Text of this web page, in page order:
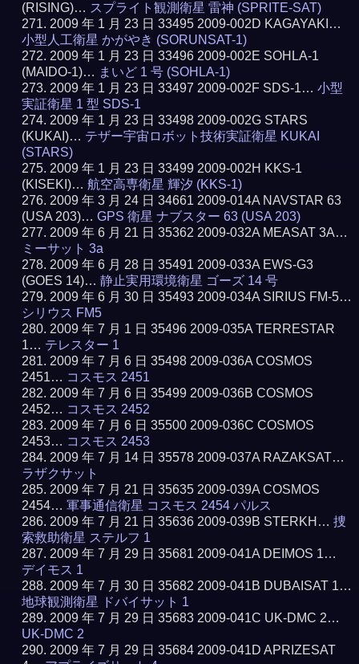
(RISING)… スプライト観測衛星 雷神 (SPRITE-SAT)
2009 年 1 月 23 日 33495 2009-002D KAGAYAKI…
小型人工衛星 かがやき (SORUNSAT-1)
2009 年 1 月 23 日 33496 2009-002E SOHLA-1
(MAIDO-1)… まいど 1 号 (SOHLA-1)
2009 年 1 月 23 日 33497 2009-002F SDS-1…小型
実証衛星 1 型 SDS-1
2009 年 1 月 23 日 33498 2009-002G STARS
(KUKAI)… テザー宇宙ロボット技術実証衛星 KUKAI
(STARS)
2009 年 1 月 23 日 33499 2009-002H KKS-1
(KISEKI)…航空高専衛星 輝汐 (KKS-1)
2009 年 3 月 24 日 34661 2009-014A NAVSTAR 63
(USA 203)…GPS 衛星 ナブスター 63 (USA 203)
2009 年 6 月 21 日 35362 2009-032A MEASAT 3A…
ミーサット 3a
2009 年 6 月 28 日 35491 2009-033A EWS-G3
(GOES 14)…静止実用環境衛星 ゴーズ 14 号
2009 年 6 月 30 日 35493 2009-034A SIRIUS FM-5…
シリウス FM5
2009 年 7 月 1 日 35496 2009-035A TERRESTAR
1… テレスター 1
2009 年 7 月 6 日 35498 2009-036A COSMOS
2451… コスモス 2451
2009 年 7 月 6 日 35499 2009-036B COSMOS
2452… コスモス 2452
2009 年 7 月 6 日 35500 2009-036C COSMOS
2453… コスモス 2453
2009 年 7 月 14 日 35578 2009-037A RAZAKSAT…
ラザクサット
2009 年 7 月 21 日 35635 2009-039A COSMOS
2454…軍事通信衛星 コスモス 2454 パルス
2009 年 7 月 21 日 35636 2009-039B STERKH…捜
索救助衛星 ステルフ 1
2009 年 7 月 29 日 35681 2009-041A DEIMOS 1…
デイモス 1
2009 年 7 月 30 日 35682 2009-041B DUBAISAT 1…
地球観測衛星 ドバイサット 1
2009 年 7 月 29 日 35683 2009-041C UK-DMC 2…
UK-DMC 2
2009 年 7 月 29 日 35684 2009-041D APRIZESAT